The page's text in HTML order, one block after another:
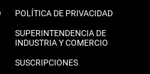
POLÍTICA DE PRIVACIDAD
SUPERINTENDENCIA DE
INDUSTRIA Y COMERCIO
SUSCRIPCIONES